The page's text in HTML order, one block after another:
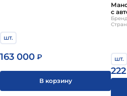
шт.
163 000 ₽
В корзину
с
шт.